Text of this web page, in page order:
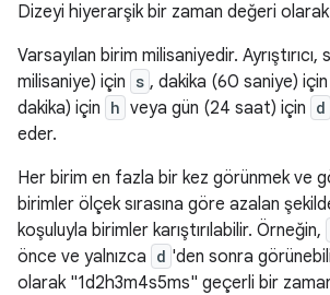
Dizeyi hiyerarşik bir zaman değeri olarak
Varsayılan birim milisaniyedir.
milisaniye) için s , dakika (60 saniye) için
dakika) için h veya gün (24 saat) için d
eder.
Her birim en fazla bir kez görünmek ve
birimler ölçek sırasına göre azalan
koşuluyla birimler karıştırılabilir. Örneğin,
önce ve yalnızca d 'den sonra
olarak "1d2h3m4s5ms" geçerli bir